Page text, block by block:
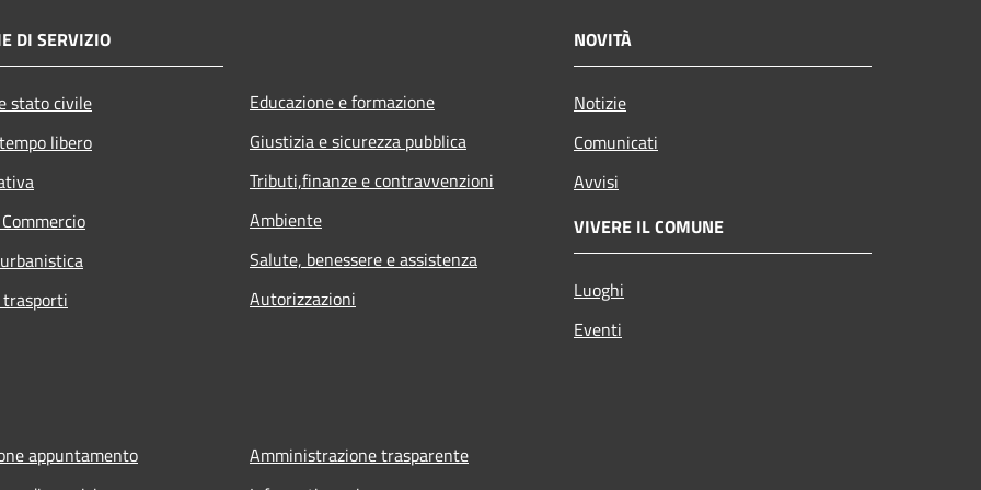
DI SERVIZIO
stato civile
libero
Educazione e formazione
Giustizia e sicurezza pubblica
Tributi,finanze e contravvenzioni
Ambiente
Salute, benessere e assistenza
Autorizzazioni
NOVITÀ
Notizie
Comunicati
Avvisi
VIVERE IL COMUNE
Luoghi
Eventi
appuntamento
Amministrazione trasparente